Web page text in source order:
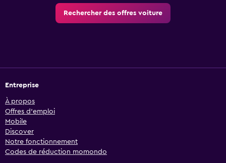
Rechercher des offres voiture
Entreprise
À propos
Offres d’emploi
Mobile
Discover
Notre fonctionnement
Codes de réduction momondo